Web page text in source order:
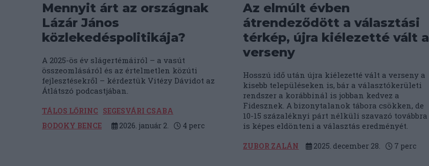
Mennyit árt az országnak
Lázár János
közlekedéspolitikája?
A 2025-ös év slágertémáiról – a vasút
összeomlásáról és az értelmetlen közúti
fejlesztésekről – kérdeztük Vitézy Dávidot az
Átlátszó podcastjában.
TÁLOS LŐRINC SEGESVÁRI CSABA
BODOKY BENCE
2026. január 2. 4 perc
Az elmúlt évben
átrendeződött a választási
térkép, újra kiélezetté vált a
verseny
Hosszú idő után újra kiélezetté vált a verseny a
kisebb településeken is, bár a választókerületi
rendszer a korábbinál is jobban kedvez a
Fidesznek. A bizonytalanok tábora csökken, de
10-15 százaléknyi párt nélküli szavazó továbbra
is képes eldönteni a választás eredményét.
ZUBOR ZALÁN 2025. december 28. 7 perc